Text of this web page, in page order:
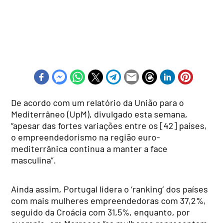
De acordo com um relatório da União para o
Mediterrâneo (UpM), divulgado esta semana,
“apesar das fortes variações entre os [42] países,
o empreendedorismo na região euro-
mediterrânica continua a manter a face
masculina”.
Ainda assim, Portugal lidera o ‘ranking’ dos países
com mais mulheres empreendedoras com 37,2%,
seguido da Croácia com 31,5%, enquanto, por